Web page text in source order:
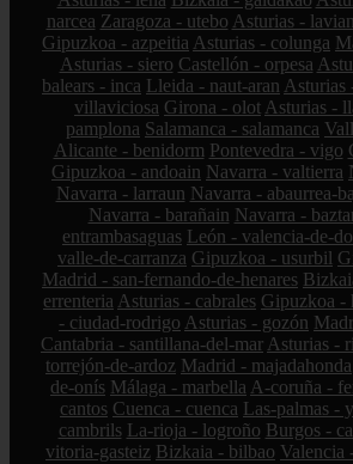
narcea Zaragoza - utebo Asturias -
Gipuzkoa - azpeitia Asturias - colunga
Asturias - siero Castellón - orpesa
balears - inca Lleida - naut-aran Asturias
villaviciosa Girona - olot Asturias -
pamplona Salamanca - salamanca
Alicante - benidorm Pontevedra - vigo
Gipuzkoa - andoain Navarra - valtierra
Navarra - larraun Navarra - abaurrea-
Navarra - barañain Navarra -
entrambasaguas León - valencia-de-
valle-de-carranza Gipuzkoa - usurbil
Madrid - san-fernando-de-henares
errenteria Asturias - cabrales Gipuzkoa -
- ciudad-rodrigo Asturias - gozón
Cantabria - santillana-del-mar Asturias -
torrejón-de-ardoz Madrid - majadahonda
de-onís Málaga - marbella A-coruña -
cantos Cuenca - cuenca Las-palmas -
cambrils La-rioja - logroño Burgos -
vitoria-gasteiz Bizkaia - bilbao Valencia